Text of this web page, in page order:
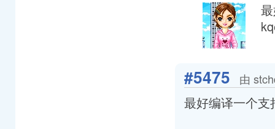
#5475 由
最好编译一个支